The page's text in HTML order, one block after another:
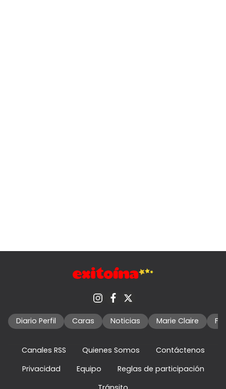
Diario Perfil Caras Noticias Marie Claire
Canales RSS Quienes Somos
Contáctenos
Privacidad
Equipo
Reglas de participación